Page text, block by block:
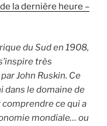
la dernière heure –
du Sud en 1908,
très
John Ruskin. Ce
dans le domaine de
ce qui a
mondiale… ou